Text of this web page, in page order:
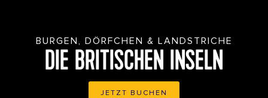
BURGEN, DÖRFCHEN & LANDSTRICHE
DIE BRITISCHEN INSELN
JETZT BUCHEN